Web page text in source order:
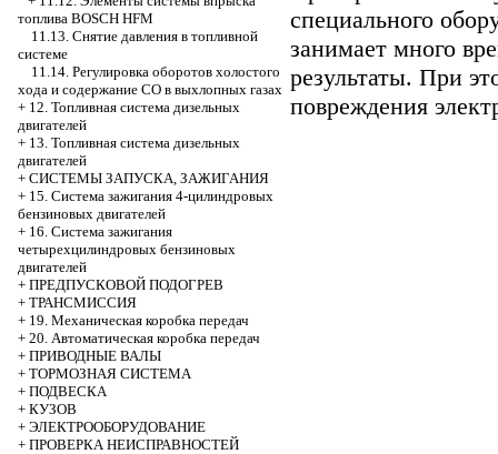
топлива BOSCH HFM
11.13. Снятие давления в топливной
системе
11.14. Регулировка оборотов холостого
хода и содержание СО в выхлопных газах
+ 12. Топливная система дизельных
двигателей
+ 13. Топливная система дизельных
двигателей
+ СИСТЕМЫ ЗАПУСКА, ЗАЖИГАНИЯ
+ 15. Система зажигания 4-цилиндровых
бензиновых двигателей
+ 16. Система зажигания
четырехцилиндровых бензиновых
двигателей
+ ПРЕДПУСКОВОЙ ПОДОГРЕВ
+ ТРАНСМИССИЯ
+ 19. Механическая коробка передач
+ 20. Автоматическая коробка передач
+ ПРИВОДНЫЕ ВАЛЫ
+ ТОРМОЗНАЯ СИСТЕМА
+ ПОДВЕСКА
+ КУЗОВ
+ ЭЛЕКТРООБОРУДОВАНИЕ
+ ПРОВЕРКА НЕИСПРАВНОСТЕЙ
специального
занимает много
результаты. При
повреждения